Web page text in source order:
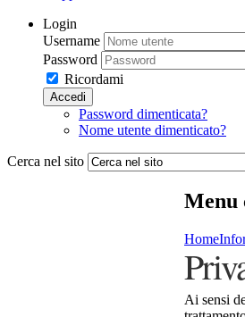
Login
Username
Password
Ricordami
Accedi
Password dimenticata?
Nome utente dimenticato?
Cerca nel sito
Menu
Home
Ai sensi